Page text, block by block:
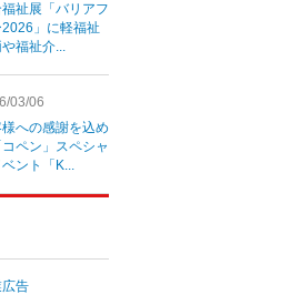
祉展「バリアフ
2026」に軽福祉
福祉介...
03/06
様への感謝を込め
ペン」スペシャ
ベント「K...
告